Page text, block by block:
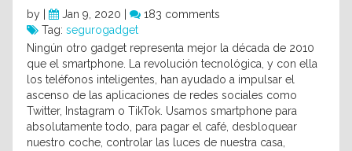
by Jan 9, 2020 |
183 comments
Tag: segurogadget
Ningún otro gadget representa mejor la década de 2010
que el smartphone. La revolución tecnológica, y con ella
los teléfonos inteligentes, han ayudado a impulsar el
ascenso de las aplicaciones de redes sociales como
Twitter, Instagram o TikTok. Usamos smartphone para
absolutamente todo, para pagar el café, desbloquear
nuestro coche, controlar las luces de nuestra casa,